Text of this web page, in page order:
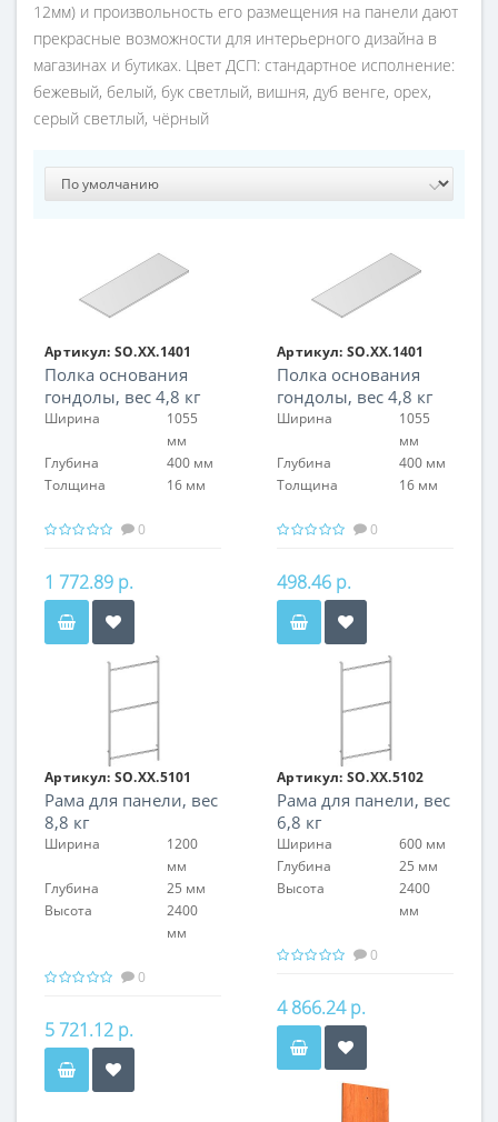
12мм) и произвольность его размещения на панели дают
прекрасные возможности для интерьерного дизайна в
магазинах и бутиках. Цвет ДСП: стандартное исполнение:
бежевый, белый, бук светлый, вишня, дуб венге, орех,
серый светлый, чёрный
Артикул: SO.XX.1401
Полка основания
гондолы, вес 4,8 кг
Ширина
1055
мм
Глубина
400 мм
Толщина
16 мм
0
1 772.89 р.
Артикул: SO.XX.1401
Полка основания
гондолы, вес 4,8 кг
Ширина
1055
мм
Глубина
400 мм
Толщина
16 мм
0
498.46 р.
Артикул: SO.XX.5101
Рама для панели, вес
8,8 кг
Ширина
1200
мм
Глубина
25 мм
Высота
2400
мм
0
5 721.12 р.
Артикул: SO.XX.5102
Рама для панели, вес
6,8 кг
Ширина
600 мм
Глубина
25 мм
Высота
2400
мм
0
4 866.24 р.